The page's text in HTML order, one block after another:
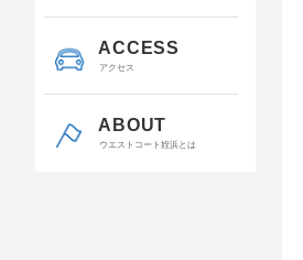
ACCESS
アクセス
ABOUT
ウエストコート姪浜とは